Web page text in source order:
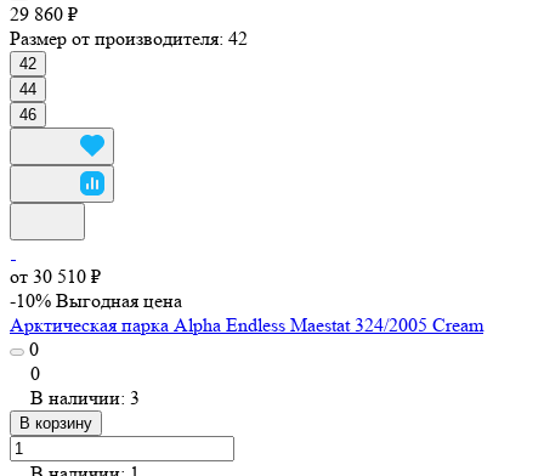
29 860 ₽
Размер от производителя: 42
42
44
46
от 30 510 ₽
-10% Выгодная цена
Арктическая парка Alpha Endless Maestat 324/2005 Cream
0
0
В наличии: 3
В корзину